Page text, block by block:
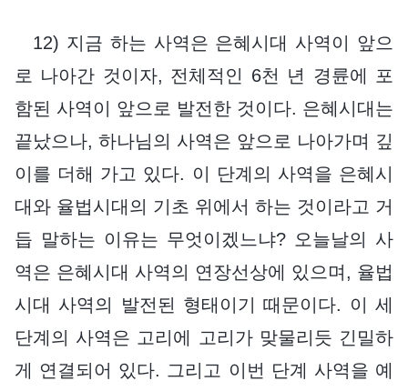
12) 지금 하는 사역은 은혜시대 사역이 앞으
로 나아간 것이자, 전체적인 6천 년 경륜에 포
함된 사역이 앞으로 발전한 것이다. 은혜시대는
끝났으나, 하나님의 사역은 앞으로 나아가며 깊
이를 더해 가고 있다. 이 단계의 사역을 은혜시
대와 율법시대의 기초 위에서 하는 것이라고 거
듭 말하는 이유는 무엇이겠느냐? 오늘날의 사
역은 은혜시대 사역의 연장선상에 있으며, 율법
시대 사역의 발전된 형태이기 때문이다. 이 세
단계의 사역은 고리에 고리가 맞물리듯 긴밀하
게 연결되어 있다. 그리고 이번 단계 사역을 예